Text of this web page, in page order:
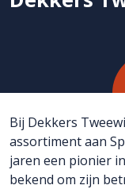
Bij Dekkers
assortiment aan
jaren een pionier
bekend om zijn